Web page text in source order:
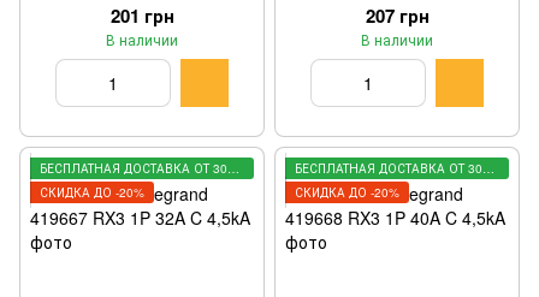
201 грн
В наличии
207 грн
В наличии
БЕСПЛАТНАЯ ДОСТАВКА ОТ 3000 ГРН
СКИДКА ДО -20%
БЕСПЛАТНАЯ ДОСТАВКА ОТ 3000 ГРН
СКИДКА ДО -20%